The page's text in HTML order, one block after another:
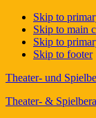
Skip to
Skip to main
Skip to
Skip to footer
Theater- und
Theater- &